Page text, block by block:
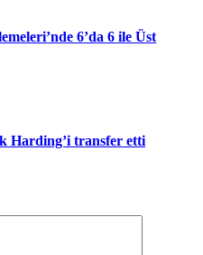
6’da 6 ile Üst
Harding’i transfer etti